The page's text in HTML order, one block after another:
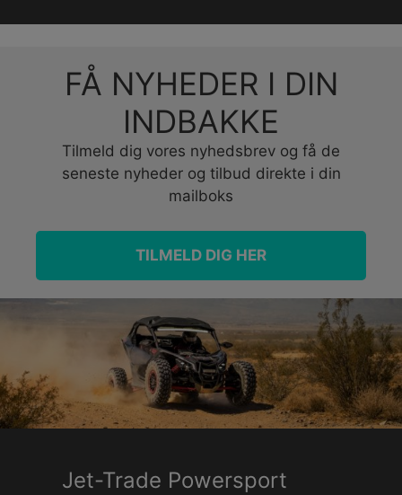
FÅ NYHEDER I DIN
INDBAKKE
Tilmeld dig vores nyhedsbrev og få de
seneste nyheder og tilbud direkte i din
mailboks
TILMELD DIG HER
Jet-Trade Powersport